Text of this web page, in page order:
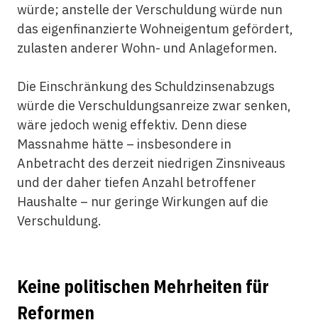
würde; anstelle der Verschuldung würde nun
das eigenfinanzierte Wohneigentum gefördert,
zulasten anderer Wohn- und Anlageformen.
Die Einschränkung des Schuldzinsenabzugs
würde die Verschuldungsanreize zwar senken,
wäre jedoch wenig effektiv. Denn diese
Massnahme hätte – insbesondere in
Anbetracht des derzeit niedrigen Zinsniveaus
und der daher tiefen Anzahl betroffener
Haushalte – nur geringe Wirkungen auf die
Verschuldung.
Keine politischen Mehrheiten für
Reformen